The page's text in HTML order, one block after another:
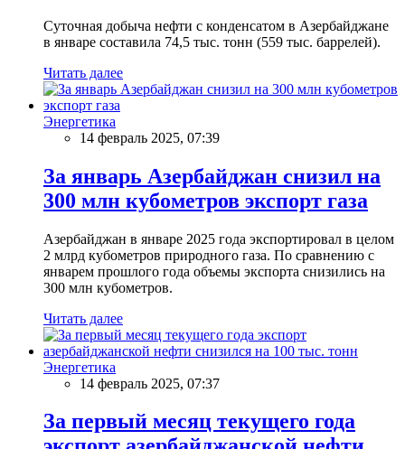
Суточная добыча нефти с конденсатом в Азербайджане
в январе составила 74,5 тыс. тонн (559 тыс. баррелей).
Читать далее
Энергетика
14 февраль 2025, 07:39
За январь Азербайджан снизил на
300 млн кубометров экспорт газа
Азербайджан в январе 2025 года экспортировал в целом
2 млрд кубометров природного газа. По сравнению с
январем прошлого года объемы экспорта снизились на
300 млн кубометров.
Читать далее
Энергетика
14 февраль 2025, 07:37
За первый месяц текущего года